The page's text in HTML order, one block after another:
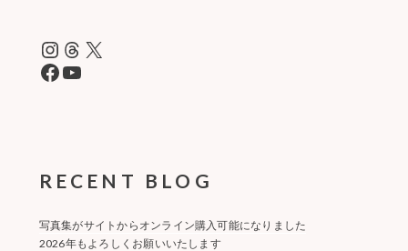
Instagram
Threads
X
Facebook
YouTube
RECENT BLOG
写真集がサイトからオンライン購入可能になりました
2026年もよろしくお願いいたします